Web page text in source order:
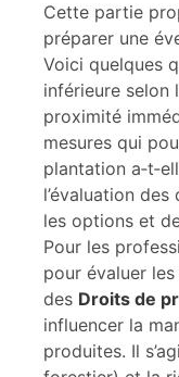
Cette partie
préparer une
Voici quelques
inférieure selon
proximité
mesures qui
plantation
l’évaluation
les options et
Pour les
pour évaluer
des Droits de
influencer la
produites. Il